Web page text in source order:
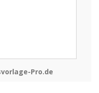
Pro.de